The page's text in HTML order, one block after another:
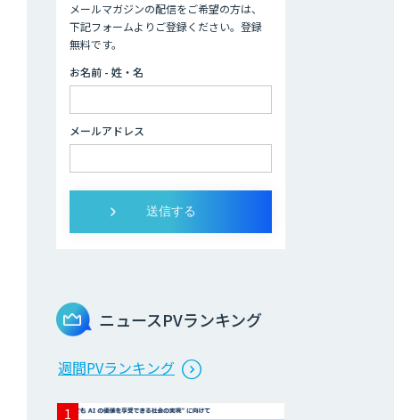
メールマガジンの配信をご希望の方は、
下記フォームよりご登録ください。登録
無料です。
お名前 - 姓・名
メールアドレス
ニュースPVランキング
週間PVランキング